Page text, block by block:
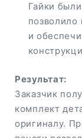
Гайки
позволило
и
Результат:
Заказчик
комплект
оригиналу.